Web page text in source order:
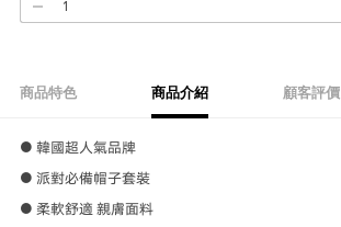
商品特色 商品介紹 顧客評價
● 韓國超人氣品牌
● 派對必備帽子套裝
● 柔軟舒適 親膚面料